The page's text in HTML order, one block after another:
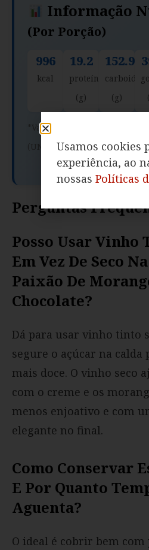
Informação
(por Porção)
996
kcal
19.2
proteína
(g)
152.9
(g)
*Valores calculados com
(UNICAMP)
Perguntas
Posso Usar Vinho
Em Vez De Seco
Paixão De
Chocolate?
Dá para usar vinho tinto
segure o açúcar na
mais doce. O vinho seco
com o creme e os
menos enjoativo e com
elegante no final.
Como Conservar
E Por Quanto
Aguenta?
O ideal é cobrir bem
Usamos cookies
experiência, ao
nossas Políticas